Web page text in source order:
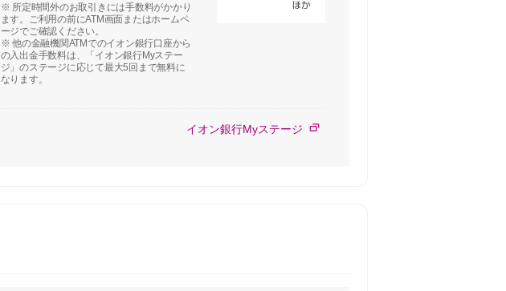
※ 所定時間外のお取引きには手数料がかかり
ます。ご利用の前にATM画面またはホームペ
ージでご確認ください。
※ 他の金融機関ATMでのイオン銀行口座から
の入出金手数料は、「イオン銀行Myステー
ジ」のステージに応じて最大5回まで無料に
なります。
イオン銀行Myステージ